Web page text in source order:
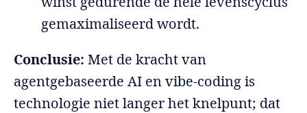
gemaximaliseerd wordt.
Conclusie: Met de kracht van
agentgebaseerde AI en vibe-coding is
technologie niet langer het knelpunt; dat